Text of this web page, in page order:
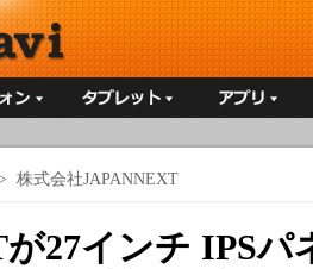
株式会社JAPANNEXT
27インチ IPSパ